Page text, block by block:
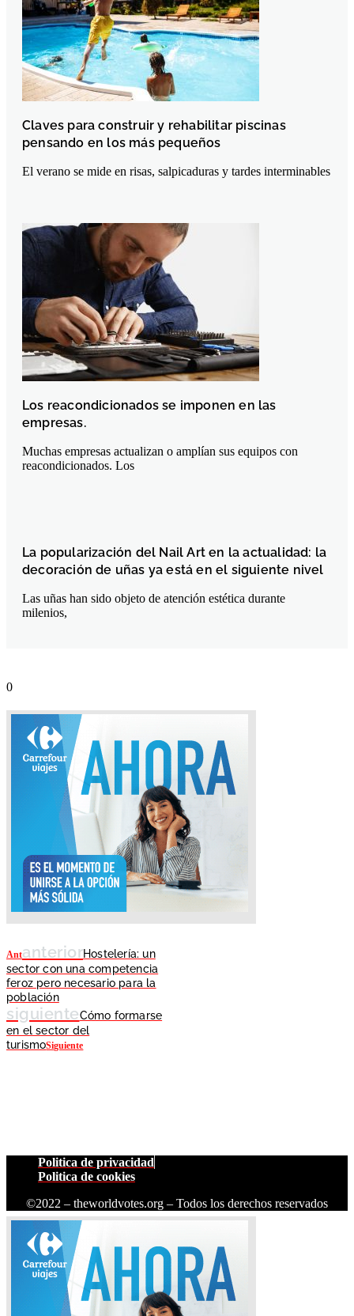
Claves para construir y rehabilitar piscinas
pensando en los más pequeños
El verano se mide en risas, salpicaduras y tardes interminables
Los reacondicionados se imponen en las
empresas.
Muchas empresas actualizan o amplían sus equipos con
reacondicionados. Los
La popularización del Nail Art en la actualidad: la
decoración de uñas ya está en el siguiente nivel
Las uñas han sido objeto de atención estética durante
milenios,
AntanteriorHostelería: un
sector con una competencia
feroz pero necesario para la
población
siguienteCómo formarse
en el sector del
turismoSiguiente
Politica de privacidad
Politica de cookies
©2022 – theworldvotes.org – Todos los derechos reservados